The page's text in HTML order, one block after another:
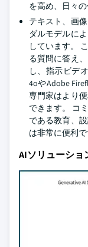
を高め、日々の
テキスト、画
ダルモデルに
しています。
る質問に答え
し、指示ビデ
4oやAdobe
専門家はより
できます。 コ
である教育、
は非常に便利で
AIソリューショ